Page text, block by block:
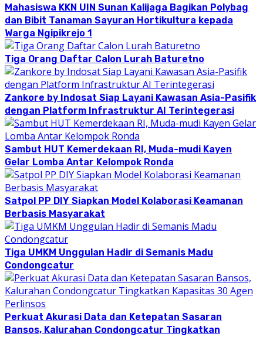
Mahasiswa KKN UIN Sunan Kalijaga Bagikan Polybag
dan Bibit Tanaman Sayuran Hortikultura kepada
Warga Ngipikrejo 1
Tiga Orang Daftar Calon Lurah Baturetno
Zankore by Indosat Siap Layani Kawasan Asia-Pasifik
dengan Platform Infrastruktur AI Terintegerasi
Sambut HUT Kemerdekaan RI, Muda-mudi Kayen
Gelar Lomba Antar Kelompok Ronda
Satpol PP DIY Siapkan Model Kolaborasi Keamanan
Berbasis Masyarakat
Tiga UMKM Unggulan Hadir di Semanis Madu
Condongcatur
Perkuat Akurasi Data dan Ketepatan Sasaran
Bansos, Kalurahan Condongcatur Tingkatkan